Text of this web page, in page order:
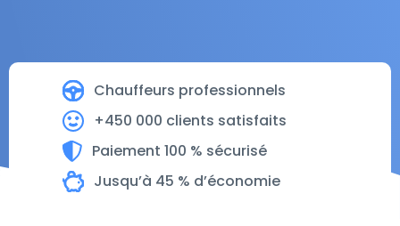
Chauffeurs professionnels
+450 000 clients satisfaits
Paiement 100 % sécurisé
Jusqu’à 45 % d’économie